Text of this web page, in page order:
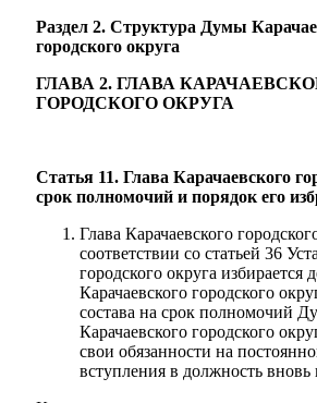
Раздел 2. Структура Думы
городского округа
ГЛАВА 2. ГЛАВА
ГОРОДСКОГО ОКРУГА
Статья 11. Глава Карачаевского
срок полномочий и порядок его
Глава Карачаевского
соответствии со статьей 36
городского округа
Карачаевского городского
состава на срок полномочий
Карачаевского городского
свои обязанности на
вступления в должность